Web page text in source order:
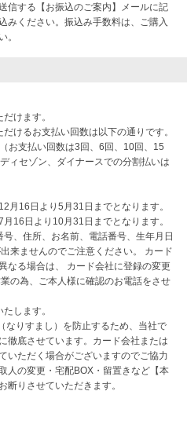
信する【お振込のご案内】メールに記
みください。振込み手数料は、ご購入
。
けます。
けるお支払い回数は以下の通りです。
お支払い回数は3回、6回、10回、15
ィセゾン、ダイナースでの分割払いは
16日より5月31日までとなります。
16日より10月31日までとなります。
、住所、お名前、電話番号、生年月日
来ませんのでご注意ください。 カード
なる場合は、 カード会社に登録の変更
の為、ご本人様に確認のお電話をさせ
します。
りすまし）を防止するため、当社で
徹底させています。カード会社または
いただく場合がございますのでご協力
人の変更・宅配BOX・留置きなど【本
断りさせていただきます。